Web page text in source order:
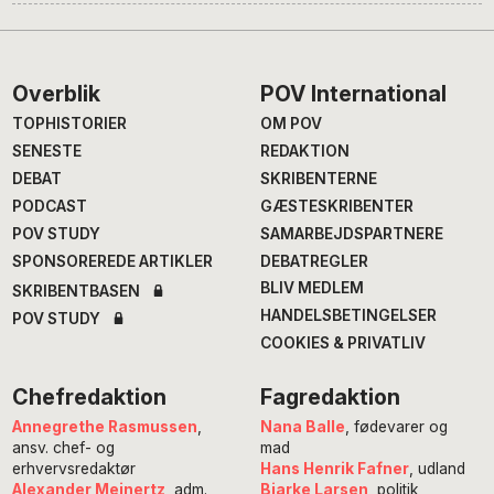
Footer
Overblik
TOPHISTORIER
SENESTE
DEBAT
PODCAST
POV STUDY
SPONSOREREDE ARTIKLER
SKRIBENTBASEN
POV STUDY
POV International
OM POV
REDAKTION
SKRIBENTERNE
GÆSTESKRIBENTER
SAMARBEJDSPARTNERE
DEBATREGLER
BLIV MEDLEM
HANDELSBETINGELSER
COOKIES & PRIVATLIV
Chefredaktion
Annegrethe Rasmussen
ansv. chef- og
erhvervsredaktør
Alexander Meinertz , adm.
Fagredaktion
Nana Balle , fødevarer og
mad
Hans Henrik Fafner, udland
Bjarke Larsen , politik